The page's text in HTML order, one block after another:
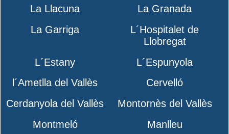
La Llacuna
La Granada
La Garriga
L´Hospitalet de
Llobregat
L´Estany
L´Espunyola
l´Ametlla del Vallès
Cervelló
Cerdanyola del Vallès
Montornès del Vallès
Montmeló
Manlleu